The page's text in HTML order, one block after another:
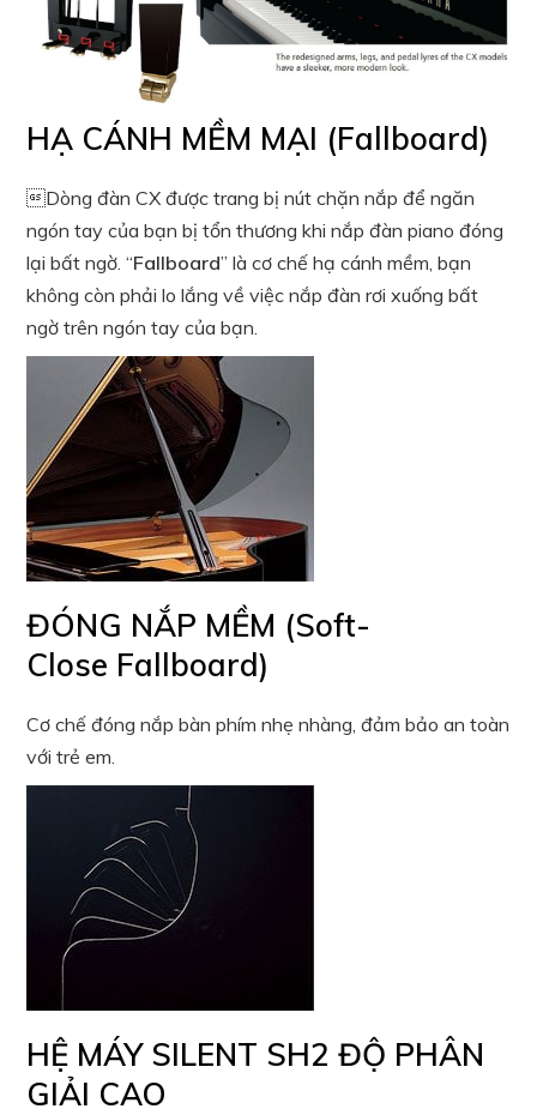
HẠ CÁNH MỀM MẠI (Fallboard)
Dòng đàn CX được trang bị nút chặn nắp để ngăn
ngón tay của bạn bị tổn thương khi nắp đàn piano đóng
lại bất ngờ. “Fallboard” là cơ chế hạ cánh mềm, bạn
không còn phải lo lắng về việc nắp đàn rơi xuống bất
ngờ trên ngón tay của bạn.
ĐÓNG NẮP MỀM (Soft-
Close Fallboard)
Cơ chế đóng nắp bàn phím nhẹ nhàng, đảm bảo an toàn
với trẻ em.
HỆ MÁY SILENT SH2 ĐỘ PHÂN
GIẢI CAO